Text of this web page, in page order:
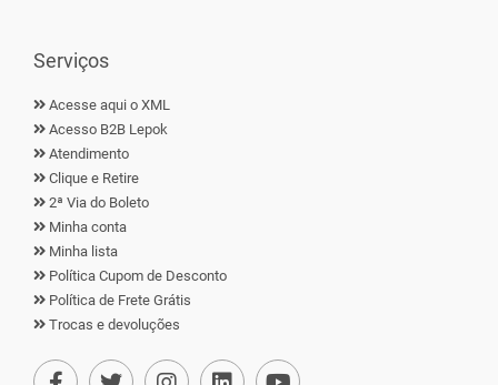
Serviços
Acesse aqui o XML
Acesso B2B Lepok
Atendimento
Clique e Retire
2ª Via do Boleto
Minha conta
Minha lista
Política Cupom de Desconto
Política de Frete Grátis
Trocas e devoluções